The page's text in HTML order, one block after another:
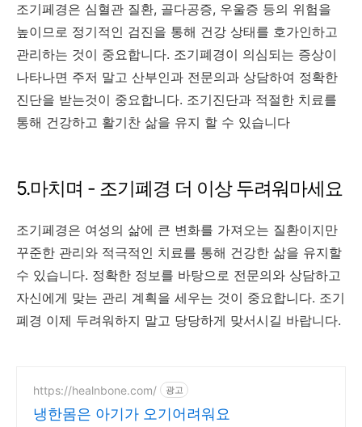
조기페경은 심혈관 질환, 골다공증, 우울증 등의 위험을
높이므로 정기적인 검진을 통해 건강 상태를 호가인하고
관리하는 것이 중요합니다. 조기폐경이 의심되는 증상이
나타나면 주저 말고 산부인과 전문의과 상담하여 정확한
진단을 받는것이 중요합니다. 조기진단과 적절한 치료를
통해 건강하고 활기찬 삶을 유지 할 수 있습니다
5.마치며 - 조기폐경 더 이상 두려워마세요
조기페경은 여성의 삶에 큰 변화를 가져오는 질환이지만
꾸준한 관리와 적극적인 치료를 통해 건강한 삶을 유지할
수 있습니다. 정확한 정보를 바탕으로 전문의와 상담하고
자신에게 맞는 관리 계획을 세우는 것이 중요합니다. 조기
폐경 이제 두려워하지 말고 당당하게 맞서시길 바랍니다.
https://healnbone.com/ 광고
냉한몸은 아기가 오기어려워요